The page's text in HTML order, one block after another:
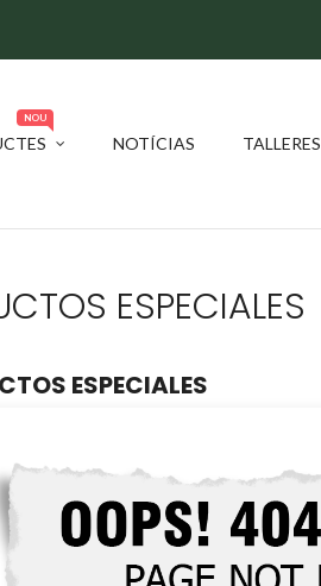
NOU
NOTÍCIAS TALLERES
ESPECIALES
ESPECIALES